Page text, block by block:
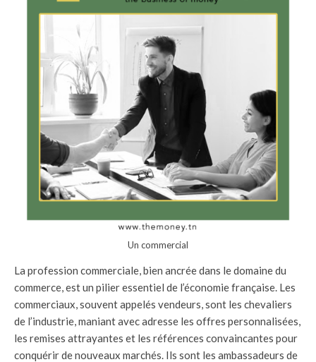
Un commercial
La profession commerciale, bien ancrée dans le domaine du
commerce, est un pilier essentiel de l’économie française. Les
commerciaux, souvent appelés vendeurs, sont les chevaliers
de l’industrie, maniant avec adresse les offres personnalisées,
les remises attrayantes et les références convaincantes pour
conquérir de nouveaux marchés. Ils sont les ambassadeurs de